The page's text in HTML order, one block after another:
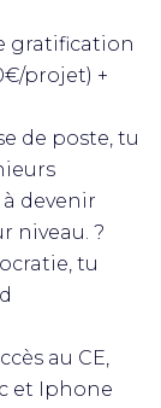
gratification
projet) +
de poste, tu
devenir
niveau. ?
tu
au CE,
et Iphone